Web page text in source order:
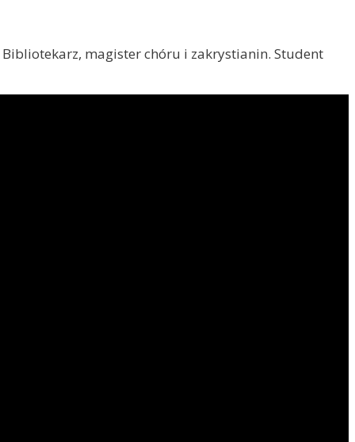
Bibliotekarz, magister chóru i zakrystianin. Student